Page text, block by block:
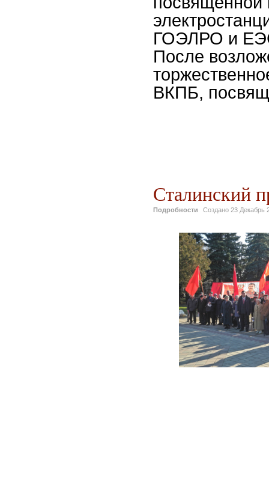
ГОЭЛРО и
После
ВКПБ,
Сталинский
Подробности Создано 23 Декабрь